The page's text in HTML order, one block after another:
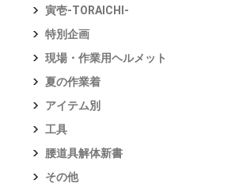
寅壱-TORAICHI-
特別企画
現場・作業用ヘルメット
夏の作業着
アイテム別
工具
腰道具解体新書
その他